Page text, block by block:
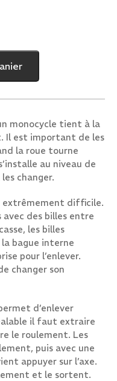
monocycle tient à la
Il est important de les
la roue tourne
au niveau de
changer.
extrêmement difficile.
avec des billes entre
les billes
bague interne
pour l’enlever.
changer son
d’enlever
il faut extraire
le roulement. Les
puis avec une
appuyer sur l’axe.
et le sortent.